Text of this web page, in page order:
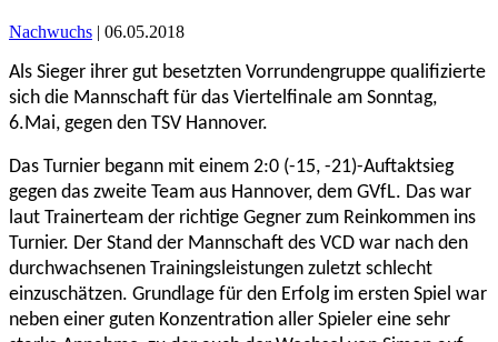
Nachwuchs | 06.05.2018
Als Sieger ihrer gut besetzten Vorrundengruppe qualifizierte
sich die Mannschaft für das Viertelfinale am Sonntag,
6.Mai, gegen den TSV Hannover.
Das Turnier begann mit einem 2:0 (-15, -21)-Auftaktsieg
gegen das zweite Team aus Hannover, dem GVfL. Das war
laut Trainerteam der richtige Gegner zum Reinkommen ins
Turnier. Der Stand der Mannschaft des VCD war nach den
durchwachsenen Trainingsleistungen zuletzt schlecht
einzuschätzen. Grundlage für den Erfolg im ersten Spiel war
neben einer guten Konzentration aller Spieler eine sehr